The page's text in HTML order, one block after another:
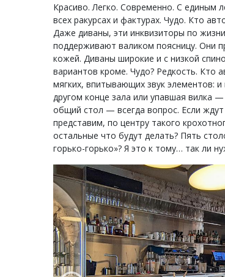
Красиво. Легко. Современно. С
всех ракурсах и фактурах. Чудо. Кто
Даже диваны, эти инквизиторы по
поддерживают валиком поясницу. Они
кожей. Диваны широкие и с низкой
вариантов кроме. Чудо? Редкость.
мягких, впитывающих звук элементов:
другом конце зала или упавшая вилка
общий стол — всегда вопрос. Если
представим, по центру такого
остальные что будут делать? Пять
горько-горько»? Я это к тому… так ли